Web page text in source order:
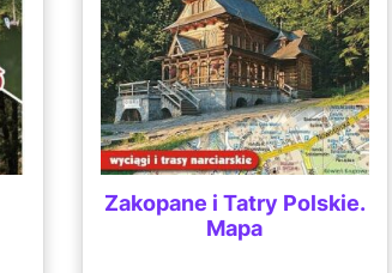
Zakopane i Tatry Polskie.
Mapa